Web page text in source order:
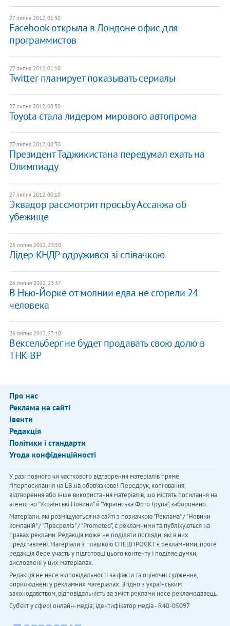
27 липня 2012, 01:30
​Facebook открыла в Лондоне офис для
программистов
27 липня 2012, 01:10
Twitter планирует показывать сериалы
27 липня 2012, 00:50
Toyota стала лидером мирового автопрома
27 липня 2012, 00:30
Президент Таджикистана передумал ехать на
Олимпиаду
27 липня 2012, 00:10
Эквадор рассмотрит просьбу Ассанжа об
убежище
26 липня 2012, 23:50
Лідер КНДР одружився зі співачкою
26 липня 2012, 23:37
В Нью-Йорке от молнии едва не сгорели 24
человека
26 липня 2012, 23:10
Вексельберг не будет продавать свою долю в
ТНК-ВР
Про нас
Реклама на сайті
Івенти
Редакція
Політики і стандарти
Угода конфіденційності
У разі повного чи часткового відтворення матеріалів пряме
гіперпосилання на LB.ua обов'язкове! Передрук, копіювання,
відтворення або інше використання матеріалів, що містять посилання на
агентство "Українськi Новини" й "Українська Фото Група", заборонено.
Матеріали, які розміщуються на сайті з позначкою "Реклама" / "Новини
компаній" / "Пресреліз" / "Promoted", є рекламними та публікуються на
правах реклами. Редакція може не поділяти погляди, які в них
представлені. Матеріали з плашкою СПЕЦПРОЄКТ є рекламними, проте
редакція бере участь у підготовці цього контенту і поділяє думки,
висловлені у цих матеріалах.
Редакція не несе відповідальності за факти та оціночні судження,
оприлюднені у рекламних матеріалах. Згідно з українським
законодавством, відповідальність за зміст реклами несе рекламодавець.
Cуб'єкт у сфері онлайн-медіа; ідентифікатор медіа - R40-05097